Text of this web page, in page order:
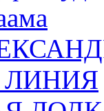
ЛИНИЯ